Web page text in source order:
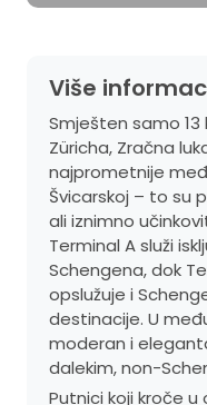
Više
Smješten samo
Züricha, Zračna
najprometnije
Švicarskoj – to su
ali iznimno
Terminal A služi
Schengena, dok
opslužuje i
destinacije. U
moderan i
dalekim, non-
Putnici koji kroče u